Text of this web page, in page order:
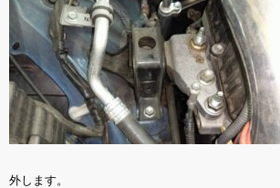
外します。